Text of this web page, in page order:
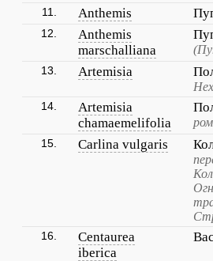
11. Anthemis
12.
Anthemis
marschalliana
13. Artemisia
14.
Artemisia
chamaemelifolia
15. Carlina vulgaris
16.
Centaurea
iberica